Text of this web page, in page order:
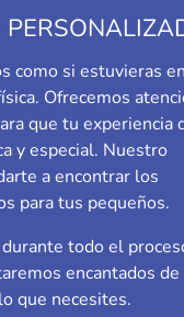
como si estuvieras en
Ofrecemos
que tu experiencia
y especial. Nuestro
a encontrar los
para tus pequeños.
todo el
encantados de
que necesites.